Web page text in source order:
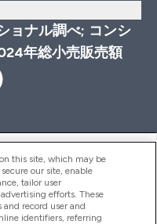
ョナル調べ; コンシ
年総小売販売額
this site, which may be
our site, enable
tailor user
efforts. These
and record user and
identifiers, referring